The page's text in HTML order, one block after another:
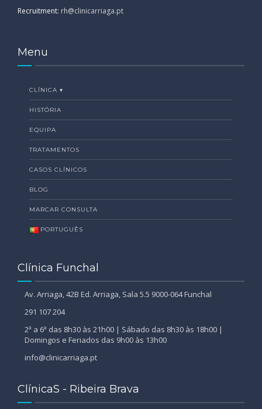
Recruitment: rh@clinicarriaga.pt
Menu
CLÍNICA ▾
HISTÓRIA
EQUIPA
TRATAMENTOS
CASOS CLÍNICOS
BLOG
MARCAR CONSULTA
PORTUGUÊS
Clínica Funchal
Av. Arriaga, 42B Ed. Arriaga, Sala 5.5 9000-064 Funchal
291 107 204
2ª a 6ª das 8h30 às 21h00 | Sábado das 8h30 às 18h00 |
Domingos e Feriados das 9h00 às 13h00
info@clinicarriaga.pt
ClínicaS - Ribeira Brava